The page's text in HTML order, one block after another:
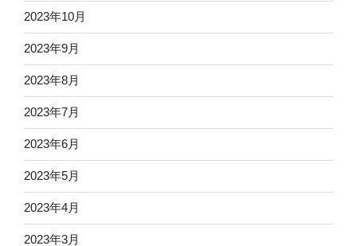
2023年10月
2023年9月
2023年8月
2023年7月
2023年6月
2023年5月
2023年4月
2023年3月